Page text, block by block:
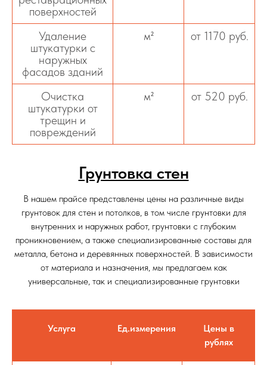
поверхностей
Удаление
штукатурки с
наружных
фасадов зданий
м² от 1170 руб.
Очистка
штукатурки от
трещин и
повреждений
м² от 520 руб.
Грунтовка стен
В нашем прайсе представлены цены на различные виды
грунтовок для стен и потолков, в том числе грунтовки для
внутренних и наружных работ, грунтовки с глубоким
проникновением, а также специализированные составы для
металла, бетона и деревянных поверхностей. В зависимости
от материала и назначения, мы предлагаем как
универсальные, так и специализированные грунтовки
Услуга Ед.измерения
Цены в
рублях